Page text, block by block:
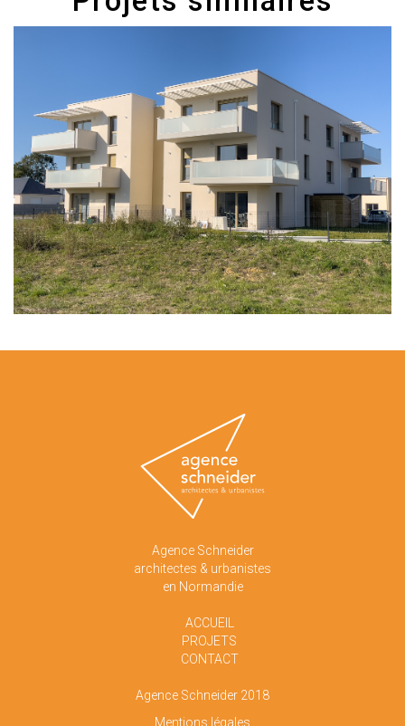
Agence Schneider
architectes & urbanistes
en Normandie
ACCUEIL
PROJETS
CONTACT
Agence Schneider 2018
Mentions légales